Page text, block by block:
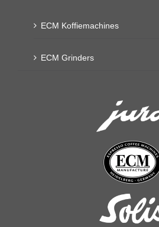
ECM Koffiemachines
ECM Grinders